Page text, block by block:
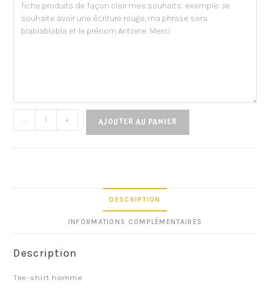
- + AJOUTER AU PANIER
DESCRIPTION
INFORMATIONS COMPLÉMENTAIRES
Description
Tee-shirt homme